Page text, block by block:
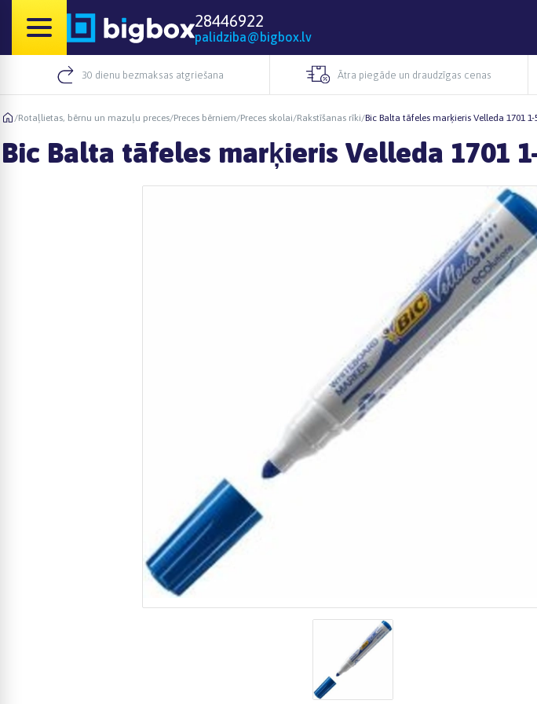
28446922
palidziba@bigbox.lv
30 dienu bezmaksas atgriešana Ātra piegāde un draudzīgas cenas
/Rotaļlietas, bērnu un mazuļu preces/Preces bērniem/Preces skolai/Rakstīšanas rīki/Bic Balta tāfeles marķieris Velleda 1701
Bic Balta tāfeles marķieris Velleda 1701